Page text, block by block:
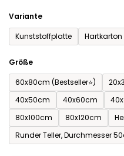
Variante
Kunststoffplatte
Hartkarton
Größe
60x80cm (Bestseller⭐)
40x50cm
40x60cm
80x100cm
80x120cm
Runder Teller, Durchmesser